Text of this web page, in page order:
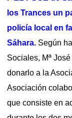
los Trances un
policía local en
Sáhara. Según
Sociales, Mª
donarlo a la
Asociación
que consiste en